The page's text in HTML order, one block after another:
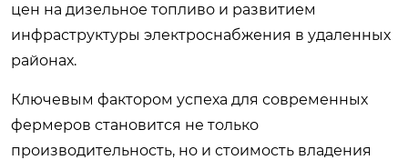
цен на дизельное топливо и развитием
инфраструктуры электроснабжения в удаленных
районах.
Ключевым фактором успеха для современных
фермеров становится не только
производительность, но и стоимость владения